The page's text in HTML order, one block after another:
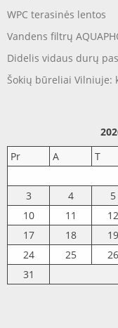
WPC terasinės lentos
Vandens filtrų
Didelis vidaus durų
Šokių būreliai Vilniuje:
Pr
A T
3
4 5
10
11 12
17
18 19
24
25 26
31